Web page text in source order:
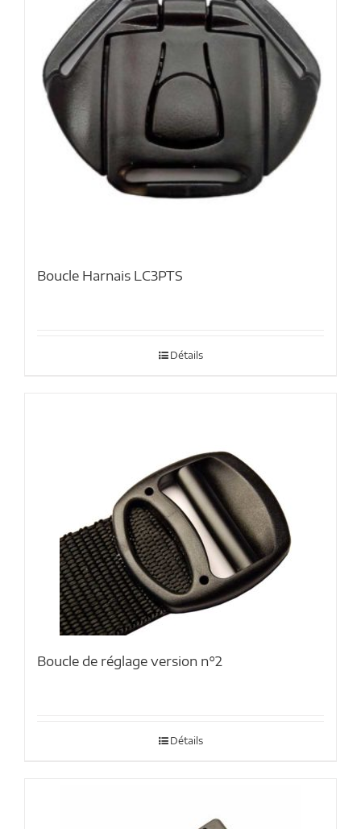
Boucle Harnais LC3PTS
Détails
Boucle de réglage version n°2
Détails